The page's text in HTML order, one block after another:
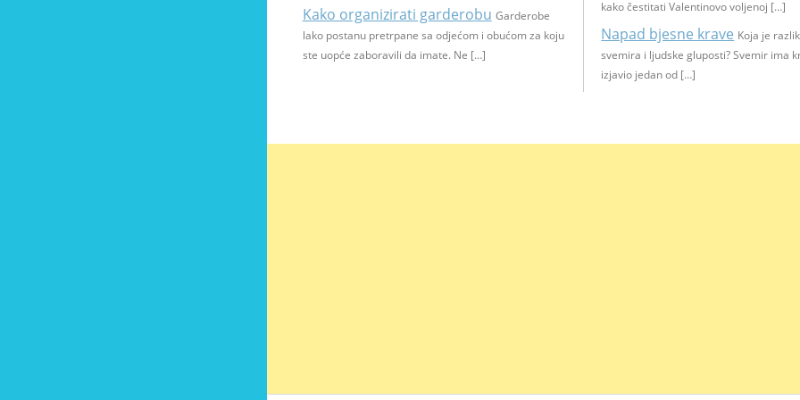
Kako organizirati garderobu Garderobe
lako postanu pretrpane sa odjećom i obućom za koju
ste uopće zaboravili da imate. Ne […]
kako čestitati Valentinovo voljenoj […]
Napad bjesne krave Koja je
svemira i ljudske gluposti? Svemir ima
izjavio jedan od […]